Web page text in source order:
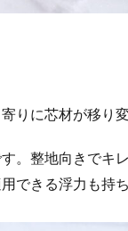
りに芯材が移り
。整地向きでキ
できる浮力も持